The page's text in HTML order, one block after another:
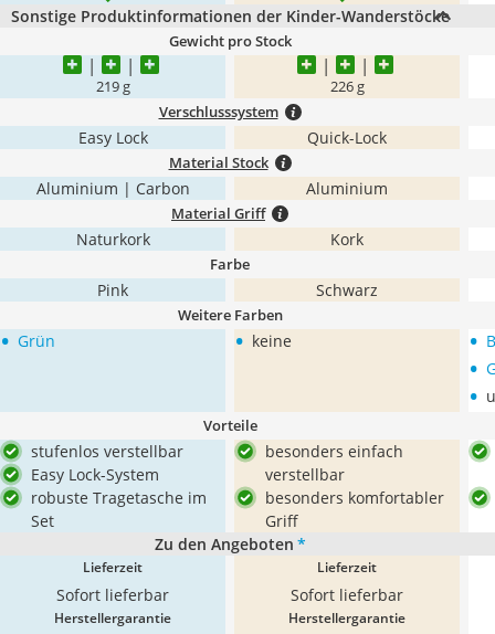
Sonstige Produktinformationen der Kinder-Wanderstöcke
Gewicht pro Stock
219 g 226 g
Verschlusssystem
Easy Lock Quick-Lock
Material Stock
Aluminium | Carbon Aluminium
Material Griff
Naturkork Kork
Farbe
Pink Schwarz
Weitere Farben
• Grün • keine •
•
•
Vorteile
stufenlos verstellbar
Easy Lock-System
robuste Tragetasche im
Set
besonders einfach
verstellbar
besonders komfortabler
Griff
Zu den Angeboten *
Lieferzeit
Sofort lieferbar
Lieferzeit
Sofort lieferbar
Herstellergarantie Herstellergarantie